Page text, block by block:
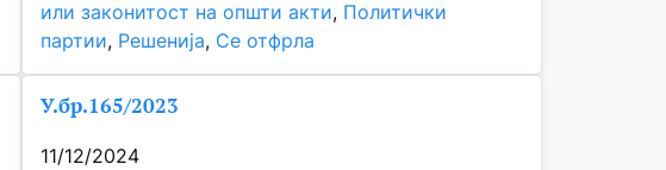
или законитост на општи акти, Политички
партии, Решенија, Се отфрла
У.бр.165/2023
11/12/2024